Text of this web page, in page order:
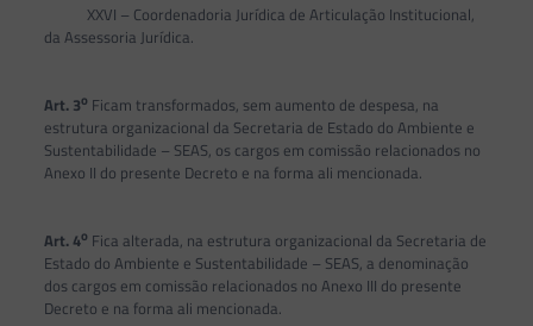
XXVI – Coordenadoria Jurídica de Articulação Institucional,
da Assessoria Jurídica.
Art. 3o Ficam transformados, sem aumento de despesa, na
estrutura organizacional da Secretaria de Estado do Ambiente e
Sustentabilidade – SEAS, os cargos em comissão relacionados no
Anexo II do presente Decreto e na forma ali mencionada.
Art. 4o Fica alterada, na estrutura organizacional da Secretaria de
Estado do Ambiente e Sustentabilidade – SEAS, a denominação
dos cargos em comissão relacionados no Anexo III do presente
Decreto e na forma ali mencionada.